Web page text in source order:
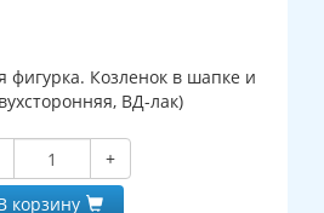
Козленок в шапке и
ВД-лак)
+
корзину